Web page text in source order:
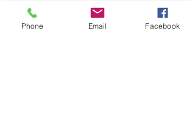
Phone Email Facebook